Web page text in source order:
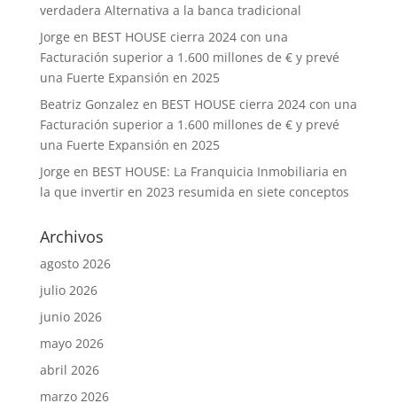
verdadera Alternativa a la banca tradicional
Jorge en BEST HOUSE cierra 2024 con una
Facturación superior a 1.600 millones de € y prevé
una Fuerte Expansión en 2025
Beatriz Gonzalez en BEST HOUSE cierra 2024 con una
Facturación superior a 1.600 millones de € y prevé
una Fuerte Expansión en 2025
Jorge en BEST HOUSE: La Franquicia Inmobiliaria en
la que invertir en 2023 resumida en siete conceptos
Archivos
agosto 2026
julio 2026
junio 2026
mayo 2026
abril 2026
marzo 2026